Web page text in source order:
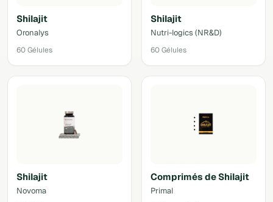
Shilajit
Oronalys
60 Gélules
Shilajit
Nutri-logics (NR&D)
60 Gélules
Shilajit
Novoma
Comprimés de Shilajit
Primal